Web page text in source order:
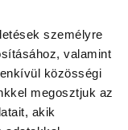
személyre
valamint
közösségi
megosztjuk az
akik
méretben és
jól működnek
szóló
A közepes